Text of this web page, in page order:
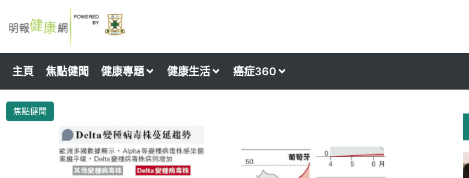
to
主頁 焦點健聞 健康專題 健康生活 癌症360
焦點健聞